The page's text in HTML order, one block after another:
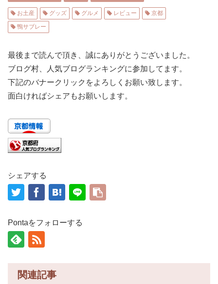
お土産 グッズ グルメ レビュー
京都
鴨サブレー
最後まで読んで頂き、誠にありがとうございました。
ブログ村、人気ブログランキングに参加してます。
下記のバナークリックをよろしくお願い致します。
面白ければシェアもお願いします。
シェアする
Pontaをフォローする
関連記事